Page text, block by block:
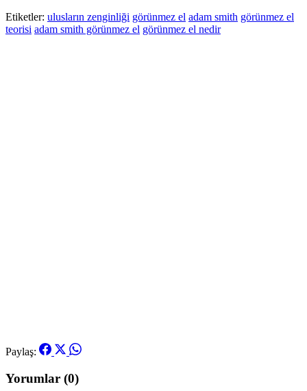
Etiketler: ulusların zenginliği görünmez el adam smith görünmez el
teorisi adam smith görünmez el görünmez el nedir
Paylaş:
Yorumlar (0)